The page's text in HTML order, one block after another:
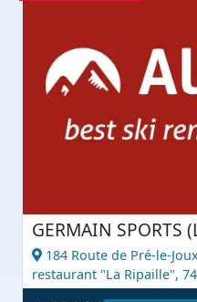
GERMAIN SPORTS
184 Route de Pré-le-
restaurant "La Ripaille",